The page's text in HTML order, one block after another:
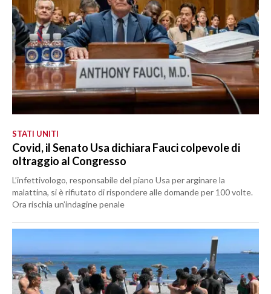
STATI UNITI
Covid, il Senato Usa dichiara Fauci colpevole di
oltraggio al Congresso
L’infettivologo, responsabile del piano Usa per arginare la
malattina, si è rifiutato di rispondere alle domande per 100 volte.
Ora rischia un’indagine penale